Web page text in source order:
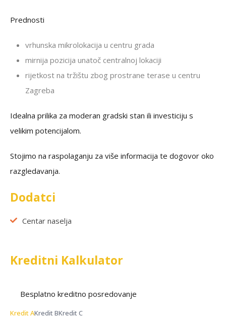
Prednosti
vrhunska mikrolokacija u centru grada
mirnija pozicija unatoč centralnoj lokaciji
rijetkost na tržištu zbog prostrane terase u centru
Zagreba
Idealna prilika za moderan gradski stan ili investiciju s
velikim potencijalom.
Stojimo na raspolaganju za više informacija te dogovor oko
razgledavanja.
Dodatci
Centar naselja
Kreditni Kalkulator
Besplatno kreditno posredovanje
Kredit AKredit BKredit C